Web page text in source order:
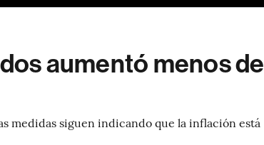
aumentó menos de
medidas siguen indicando que la inflación está